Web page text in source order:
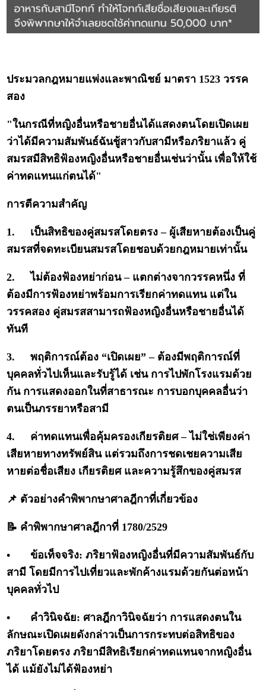
ประมวลกฎหมายแพ่งและพาณิชย์ มาตรา 1523 วรรค
สอง
"ในกรณีที่หญิงอื่นหรือชายอื่นได้แสดงตนโดยเปิดเผย
ว่าได้มีความสัมพันธ์ฉันชู้สาวกับสามีหรือภริยาแล้ว คู่
สมรสมีสิทธิฟ้องหญิงอื่นหรือชายอื่นเช่นว่านั้น เพื่อให้ใช้
ค่าทดแทนแก่ตนได้"
การตีความสำคัญ
1.
เป็นสิทธิของคู่สมรสโดยตรง – ผู้เสียหายต้องเป็นคู่
สมรสที่จดทะเบียนสมรสโดยชอบด้วยกฎหมายเท่านั้น
2.
ไม่ต้องฟ้องหย่าก่อน – แตกต่างจากวรรคหนึ่ง ที่
ต้องมีการฟ้องหย่าพร้อมการเรียกค่าทดแทน แต่ใน
วรรคสอง คู่สมรสสามารถฟ้องหญิงอื่นหรือชายอื่นได้
ทันที
3.
พฤติการณ์ต้อง “เปิดเผย” – ต้องมีพฤติการณ์ที่
บุคคลทั่วไปเห็นและรับรู้ได้ เช่น การไปพักโรงแรมด้วย
กัน การแสดงออกในที่สาธารณะ การบอกบุคคลอื่นว่า
ตนเป็นภรรยาหรือสามี
4.
ค่าทดแทนเพื่อคุ้มครองเกียรติยศ – ไม่ใช่เพียงค่า
เสียหายทางทรัพย์สิน แต่รวมถึงการชดเชยความเสีย
หายต่อชื่อเสียง เกียรติยศ และความรู้สึกของคู่สมรส
📌 ตัวอย่างคำพิพากษาศาลฎีกาที่เกี่ยวข้อง
📝 คำพิพากษาศาลฎีกาที่ 1780/2529
•
ข้อเท็จจริง: ภริยาฟ้องหญิงอื่นที่มีความสัมพันธ์กับ
สามี โดยมีการไปเที่ยวและพักค้างแรมด้วยกันต่อหน้า
บุคคลทั่วไป
•
คำวินิจฉัย: ศาลฎีกาวินิจฉัยว่า การแสดงตนใน
ลักษณะเปิดเผยดังกล่าวเป็นการกระทบต่อสิทธิของ
ภริยาโดยตรง ภริยามีสิทธิเรียกค่าทดแทนจากหญิงอื่น
ได้ แม้ยังไม่ได้ฟ้องหย่า